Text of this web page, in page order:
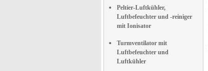
Peltier-Luftkühler,
Luftbefeuchter und -reiniger
mit Ionisator
Turmventilator mit
Luftbefeuchter und
Luftkühler